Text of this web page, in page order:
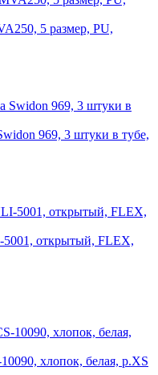
5 размер, PU,
969, 3 штуки в тубе,
открытый, FLEX,
хлопок, белая, р.XS